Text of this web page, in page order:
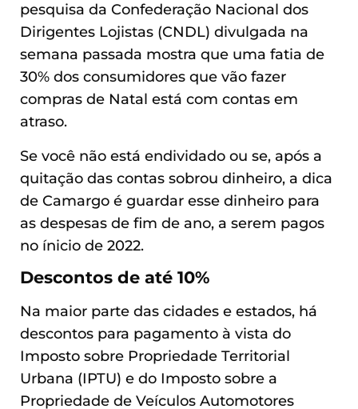
pesquisa da Confederação Nacional dos
Dirigentes Lojistas (CNDL) divulgada na
semana passada mostra que uma fatia de
30% dos consumidores que vão fazer
compras de Natal está com contas em
atraso.
Se você não está endividado ou se, após a
quitação das contas sobrou dinheiro, a dica
de Camargo é guardar esse dinheiro para
as despesas de fim de ano, a serem pagos
no ínicio de 2022.
Descontos de até 10%
Na maior parte das cidades e estados, há
descontos para pagamento à vista do
Imposto sobre Propriedade Territorial
Urbana (IPTU) e do Imposto sobre a
Propriedade de Veículos Automotores